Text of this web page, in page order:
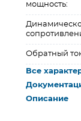
мощность:
Обратный
Все
Описание